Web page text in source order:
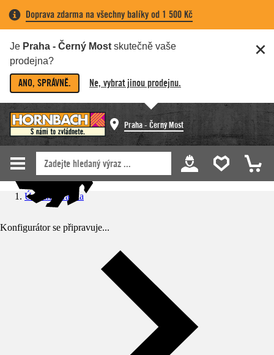
Doprava zdarma na všechny balíky od 1 500 Kč
Je Praha - Černý Most skutečně vaše
prodejna?
ANO, SPRÁVNĚ. Ne, vybrat jinou prodejnu.
Praha - Černý Most
Konfigurátor se připravuje...
Úvodní stránka